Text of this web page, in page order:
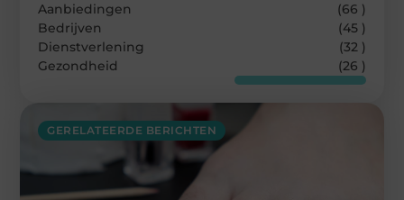
GERELATEERDE BERICHTEN
Aanbiedingen
(66 )
Bedrijven
(45 )
Dienstverlening
(32 )
Gezondheid
(26 )